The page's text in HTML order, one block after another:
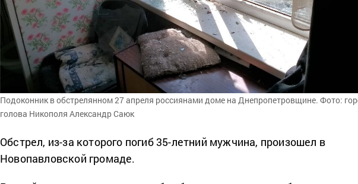
Подоконник в обстрелянном 27 апреля россиянами доме на Днепропетровщине. Фото:
голова Никополя Александр Саюк
Обстрел, из-за которого погиб 35-летний мужчина, произошел в
Новопавловской громаде.